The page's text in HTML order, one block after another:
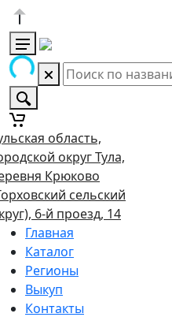
область,
округ Тула,
Крюково
сельский
6-й проезд, 14
Главная
Каталог
Регионы
Выкуп
Контакты